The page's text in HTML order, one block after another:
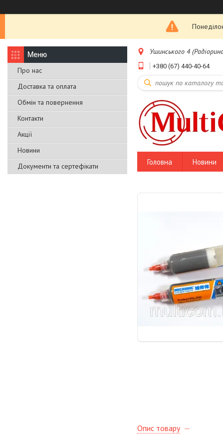
Про нас
Доставка та оплата
Обмін та повернення
Контакти
Акції
Новини
Документи та сертефікати
Ушинського 4
+380 (67) 440-40-64
Головна Новини
Опис товару